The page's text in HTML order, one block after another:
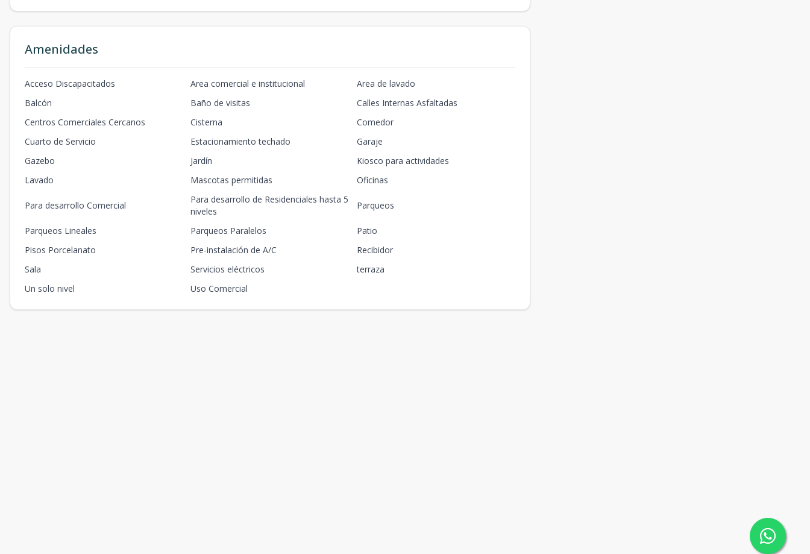
Amenidades
Acceso Discapacitados Area comercial e institucional
Area de lavado
Balcón
Baño de visitas
Calles Internas Asfaltadas
Centros Comerciales Cercanos
Cisterna
Comedor
Cuarto de Servicio
Estacionamiento techado
Garaje
Gazebo
Jardín
Kiosco para actividades
Lavado
Mascotas permitidas Oficinas
Para desarrollo Comercial
Para desarrollo de Residenciales hasta 5
niveles
Parqueos
Parqueos Lineales Parqueos Paralelos
Patio
Pisos Porcelanato
Pre-instalación de A/C
Recibidor
Sala
Servicios eléctricos
terraza
Un solo nivel
Uso Comercial